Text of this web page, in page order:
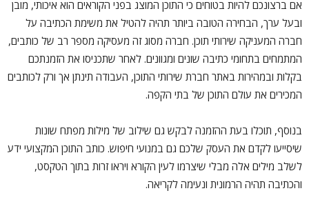
אם ברצונכם להיות בטוחים כי התוכן המוצג בפני הקוראים הוא איכותי, מובן
ובעל ערך, הבחירה הטובה ביותר תהיה להטיל את משימת הכתיבה על
חברה המעניקה שירותי תוכן. חברה מסוג זה מעסיקה מספר רב של כותבים,
המתמחים בתחומי כתיבה שונים ומגוונים. לאחר שתכניסו את הזמנתכם
בקלות ובמהירות באתר חברת שירותי התוכן, העבודה תינתן אך ורק לכותבים
המכירים את עולם התוכן של בתי הקפה.
בנוסף, תוכלו בעת ההזמנה לבקש גם שילוב של מילות מפתח שונות
שיסייעו לקדם את העסק שלכם גם במנועי חיפוש. כותב התוכן המקצועי ידע
לשלב מילים אלה מבלי שיצרמו לעין הקורא ויראו זרות בתוך הטקסט,
והכתיבה תהיה הרמונית ונעימה לקריאה.